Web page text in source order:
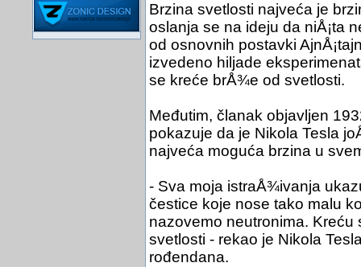
Brzina svetlosti najveća je
oslanja se na ideju da niÅ¡ta
od osnovnih postavki
izvedeno hiljade
se kreće brÅ¾e od svetlosti.
Međutim, članak objavljen
pokazuje da je Nikola Tesla
najveća moguća brzina u
- Sva moja istraÅ¾ivanja
čestice koje nose tako malu
nazovemo neutronima.
svetlosti - rekao je Nikola
rođendana.